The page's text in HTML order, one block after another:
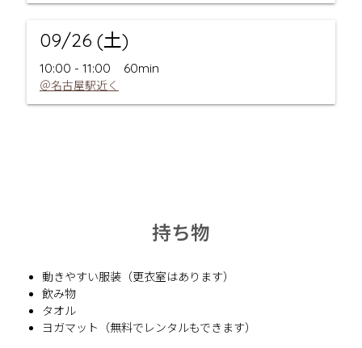
09/26 (土)
10:00 - 11:00 60min
＠名古屋駅近く
持ち物
動きやすい服装（更衣室はあります）
飲み物
タオル
ヨガマット（無料でレンタルもできます）